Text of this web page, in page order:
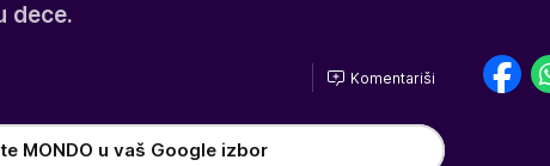
dece.
Komentariši
MONDO u vaš Google izbor